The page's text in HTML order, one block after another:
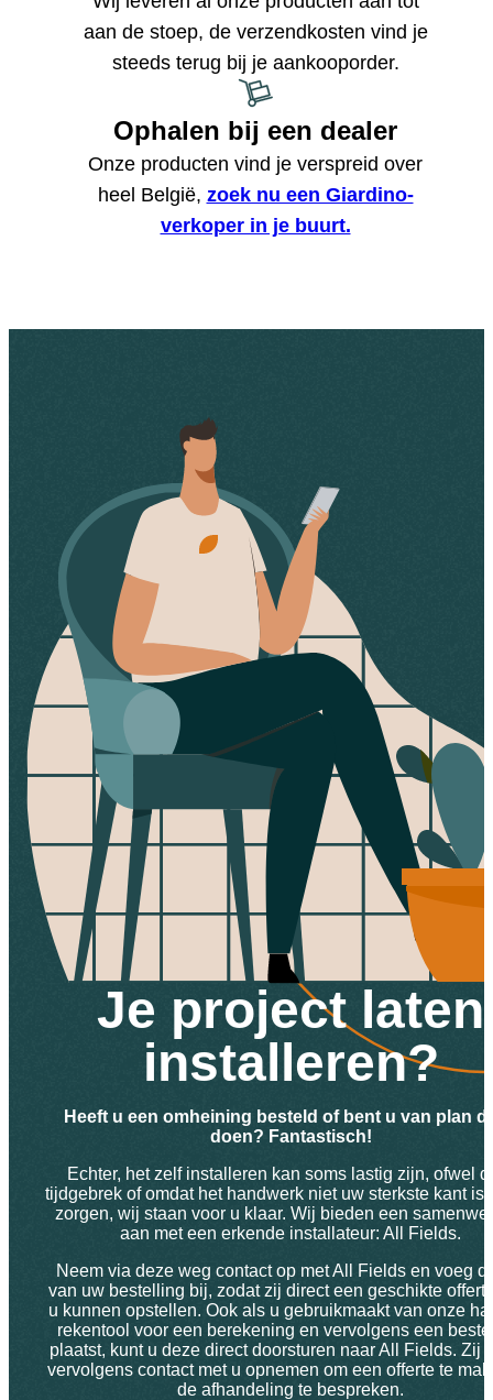
aan de stoep, de verzendkosten vind je
steeds terug bij je aankooporder.
Ophalen bij een dealer
Onze producten vind je verspreid over
heel België, zoek nu een Giardino-
verkoper in je buurt.
Je project laten
installeren?
Heeft u een omheining besteld of bent u van plan
doen? Fantastisch!
Echter, het zelf installeren kan soms lastig zijn, ofwel
tijdgebrek of omdat het handwerk niet uw sterkste kant is.
zorgen, wij staan voor u klaar. Wij bieden een
aan met een erkende installateur: All Fields.
Neem via deze weg contact op met All Fields en voeg
van uw bestelling bij, zodat zij direct een geschikte
u kunnen opstellen. Ook als u gebruikmaakt van onze
rekentool voor een berekening en vervolgens een
plaatst, kunt u deze direct doorsturen naar All Fields. Zij
vervolgens contact met u opnemen om een offerte te
de afhandeling te bespreken.